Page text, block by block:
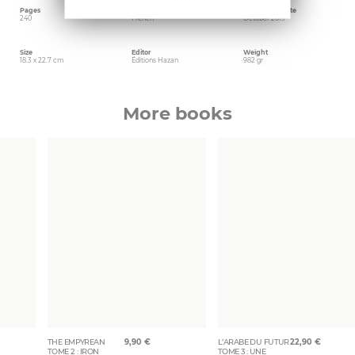
Pages
240
French
Publishing date
October 2019
Size
18.3 x 22.7 cm
Editor
Éditions Hazan
Weight
982 gr
More books
THE EMPYREAN
TOME 2 : IRON
9,90 €
L’ARABE DU FUTUR
TOME 3 : UNE
22,90 €